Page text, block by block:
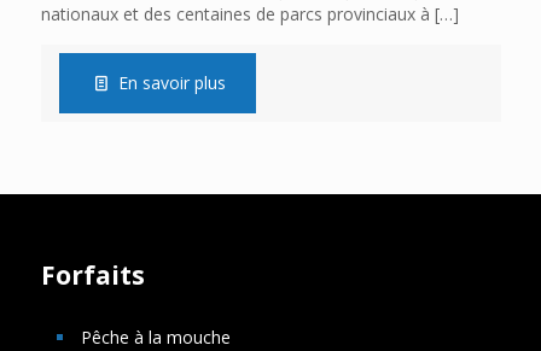
nationaux et des centaines de parcs provinciaux à […]
En savoir plus
Forfaits
Pêche à la mouche